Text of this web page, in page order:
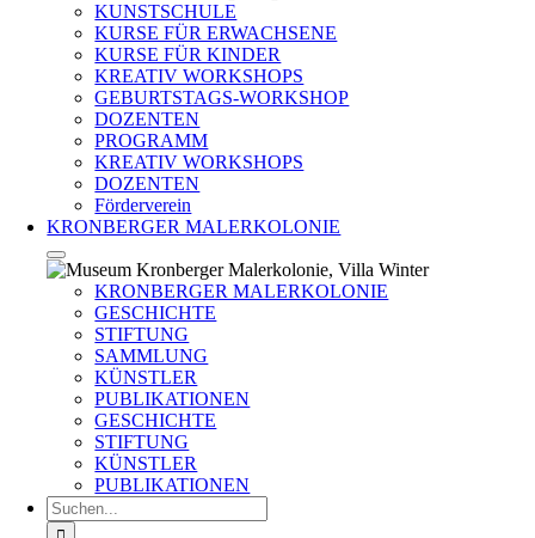
KUNSTSCHULE
KURSE FÜR ERWACHSENE
KURSE FÜR KINDER
KREATIV WORKSHOPS
GEBURTSTAGS-WORKSHOP
DOZENTEN
PROGRAMM
KREATIV WORKSHOPS
DOZENTEN
Förderverein
KRONBERGER MALERKOLONIE
KRONBERGER MALERKOLONIE
GESCHICHTE
STIFTUNG
SAMMLUNG
KÜNSTLER
PUBLIKATIONEN
GESCHICHTE
STIFTUNG
KÜNSTLER
PUBLIKATIONEN
Suche
nach: